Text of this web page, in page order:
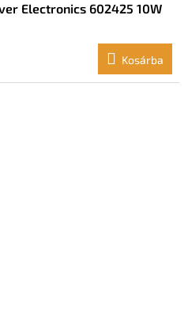
Electronics 602425 10W
Kosárba